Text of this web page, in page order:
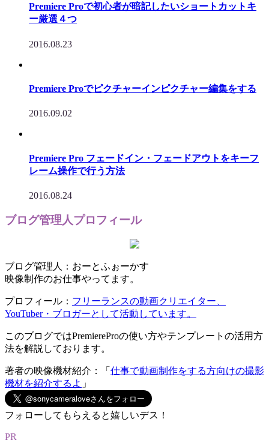
Premiere Proで初心者が暗記したいショートカットキ
ー厳選４つ
2016.08.23
Premiere Proでピクチャーインピクチャー編集をする
2016.09.02
Premiere Pro フェードイン・フェードアウトをキーフ
レーム操作で行う方法
2016.08.24
ブログ管理人プロフィール
ブログ管理人：おーとふぉーかす
映像制作のお仕事やってます。
プロフィール： フリーランスの動画クリエイター、
YouTuber・ブロガーとして活動しています。
このブログではPremiereProの使い方やテンプレートの活用方
法を解説しております。
著者の映像機材紹介：「 仕事で動画制作をする方向けの撮影
機材を紹介するよ 」
フォローしてもらえると嬉しいデス！
PR